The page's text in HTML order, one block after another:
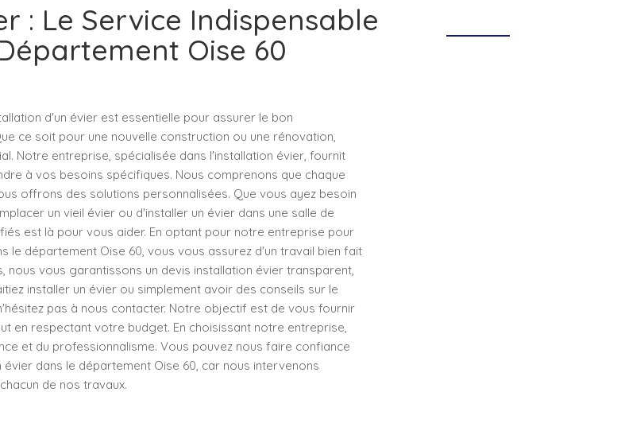
: Le Service Indispensable
Oise 60
d'un évier est essentielle pour assurer le bon
ce soit pour une nouvelle construction ou une rénovation,
Notre entreprise, spécialisée dans l'installation évier, fournit
à vos besoins spécifiques. Nous comprenons que chaque
offrons des solutions personnalisées. Que vous ayez besoin
un vieil évier ou d'installer un évier dans une salle de
est là pour vous aider. En optant pour notre entreprise pour
le département Oise 60, vous vous assurez d'un travail bien fait
nous vous garantissons un devis installation évier transparent,
installer un évier ou simplement avoir des conseils sur le
pas à nous contacter. Notre objectif est de vous fournir
en respectant votre budget. En choisissant notre entreprise,
et du professionnalisme. Vous pouvez nous faire confiance
dans le département Oise 60, car nous intervenons
de nos travaux.